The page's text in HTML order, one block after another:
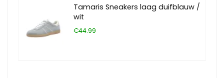
Tamaris Sneakers laag duifblauw /
wit
€44.99